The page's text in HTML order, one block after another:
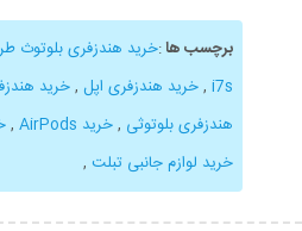
برچسب ها:
i7s
,خرید هندزفری اپل ,خرید
هندزفری بلوتوثی ,خرید AirPods ,
خرید لوازم جانبی تبلت ,